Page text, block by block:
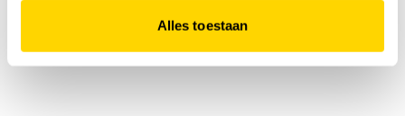
Alles toestaan